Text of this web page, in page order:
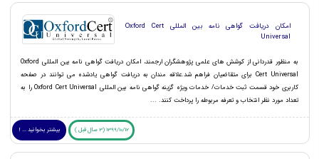
امکان دریافت گواهی نامه بین المللی Oxford Cert
Universal
به منظور قدردانی از کوشش های علمی پژوهشگران ارجمند، امکان دریافت گواهی نامه بین المللی Oxford
Cert Universal برای متقاضیان فراهم شد.علاقه مندان به دریافت گواهی یادشده می توانند در صفحه
کاربری خود قسمت ثبت خدمات/ خدمات ویژه گزینه گواهی نامه بین المللی Oxford Cert Universal را به
تعداد مورد نظر انتخاب و تعرفه مربوطه را پرداخت کنند. ...
1399/10/12 (3 سال قبل ) بیشتر بخوانید ... !